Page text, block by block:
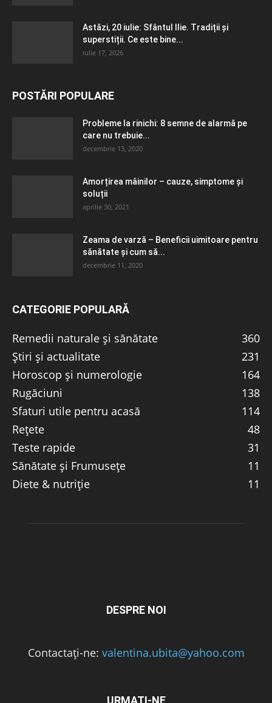
Astăzi, 20 iulie: Sfântul Ilie. Tradiții și
superstiții. Ce este bine...
iulie 17, 2026
POSTĂRI POPULARE
Probleme la rinichi: 8 semne de alarmă pe
care nu trebuie...
decembrie 13, 2020
Amorțirea mâinilor – cauze, simptome și
soluții
aprilie 30, 2021
Zeama de varză – Beneficii uimitoare pentru
sănătate și cum să...
decembrie 11, 2020
CATEGORIE POPULARĂ
Remedii naturale și sănătate
360
Știri și actualitate
231
Horoscop și numerologie
164
Rugăciuni
138
Sfaturi utile pentru acasă
114
Rețete
48
Teste rapide
31
Sănătate și Frumusețe
11
Diete & nutriție
11
DESPRE NOI
Contactați-ne: valentina.ubita@yahoo.com
URMAȚI-NE